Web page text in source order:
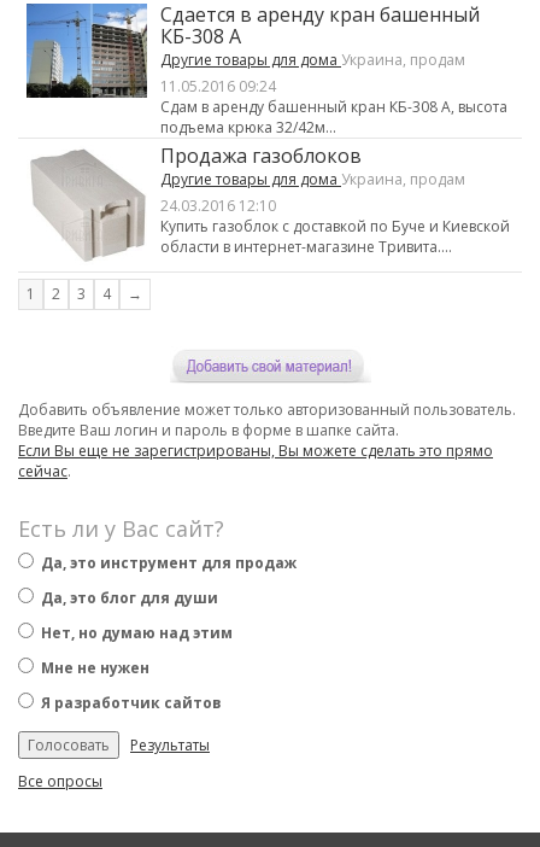
Сдается в аренду кран башенный
КБ-308 А
Другие товары для дома Украина, продам
11.05.2016 09:24
Сдам в аренду башенный кран КБ-308 А, высота
подъема крюка 32/42м...
Продажа газоблоков
Другие товары для дома Украина, продам
24.03.2016 12:10
Купить газоблок с доставкой по Буче и Киевской
области в интернет-магазине Тривита....
1 2 3 4 →
Добавить объявление может только авторизованный пользователь.
Введите Ваш логин и пароль в форме в шапке сайта.
Если Вы еще не зарегистрированы, Вы можете сделать это прямо
сейчас.
Есть ли у Вас сайт?
Да, это инструмент для продаж
Да, это блог для души
Нет, но думаю над этим
Мне не нужен
Я разработчик сайтов
Результаты
Все опросы